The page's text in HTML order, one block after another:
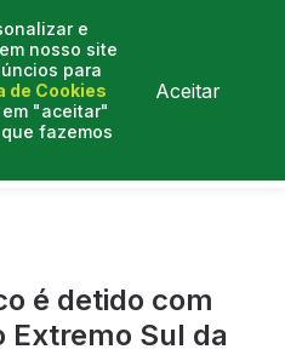
e
nosso site
para
de Cookies
"aceitar"
fazemos
Aceitar
é detido com
Extremo Sul da